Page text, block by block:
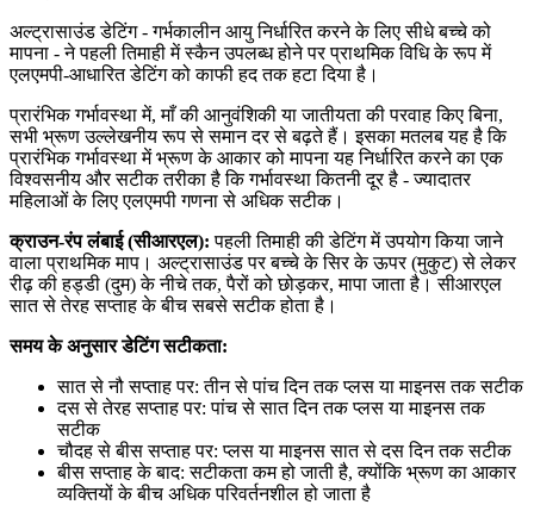
अल्ट्रासाउंड डेटिंग - गर्भकालीन आयु निर्धारित करने के लिए सीधे बच्चे को
मापना - ने पहली तिमाही में स्कैन उपलब्ध होने पर प्राथमिक विधि के रूप में
एलएमपी-आधारित डेटिंग को काफी हद तक हटा दिया है।
प्रारंभिक गर्भावस्था में, माँ की आनुवंशिकी या जातीयता की परवाह किए बिना,
सभी भ्रूण उल्लेखनीय रूप से समान दर से बढ़ते हैं। इसका मतलब यह है कि
प्रारंभिक गर्भावस्था में भ्रूण के आकार को मापना यह निर्धारित करने का एक
विश्वसनीय और सटीक तरीका है कि गर्भावस्था कितनी दूर है - ज्यादातर
महिलाओं के लिए एलएमपी गणना से अधिक सटीक।
क्राउन-रंप लंबाई (सीआरएल): पहली तिमाही की डेटिंग में उपयोग किया जाने
वाला प्राथमिक माप। अल्ट्रासाउंड पर बच्चे के सिर के ऊपर (मुकुट) से लेकर
रीढ़ की हड्डी (दुम) के नीचे तक, पैरों को छोड़कर, मापा जाता है। सीआरएल
सात से तेरह सप्ताह के बीच सबसे सटीक होता है।
समय के अनुसार डेटिंग सटीकता:
सात से नौ सप्ताह पर: तीन से पांच दिन तक प्लस या माइनस तक सटीक
दस से तेरह सप्ताह पर: पांच से सात दिन तक प्लस या माइनस तक
सटीक
चौदह से बीस सप्ताह पर: प्लस या माइनस सात से दस दिन तक सटीक
बीस सप्ताह के बाद: सटीकता कम हो जाती है, क्योंकि भ्रूण का आकार
व्यक्तियों के बीच अधिक परिवर्तनशील हो जाता है